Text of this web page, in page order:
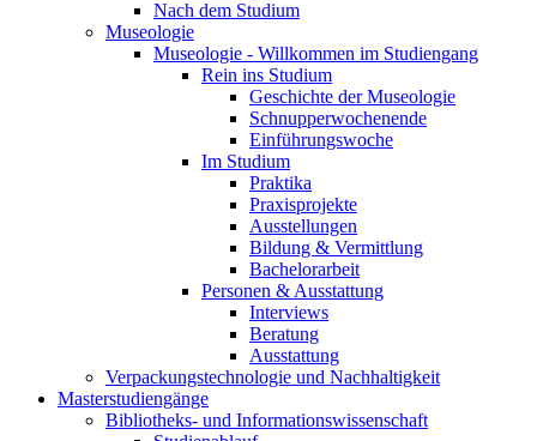
Nach dem Studium
Museologie
Museologie - Willkommen im Studiengang
Rein ins Studium
Geschichte der Museologie
Schnupperwochenende
Einführungswoche
Im Studium
Praktika
Praxisprojekte
Ausstellungen
Bildung & Vermittlung
Bachelorarbeit
Personen & Ausstattung
Interviews
Beratung
Ausstattung
Verpackungstechnologie und Nachhaltigkeit
Masterstudiengänge
Bibliotheks- und Informationswissenschaft